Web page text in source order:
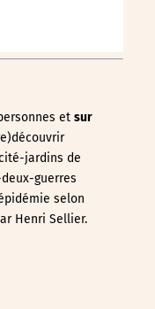
et sur
jardins de
guerres
selon
Henri Sellier.